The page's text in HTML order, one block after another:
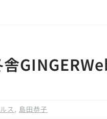
舎
ス, 島田恭子